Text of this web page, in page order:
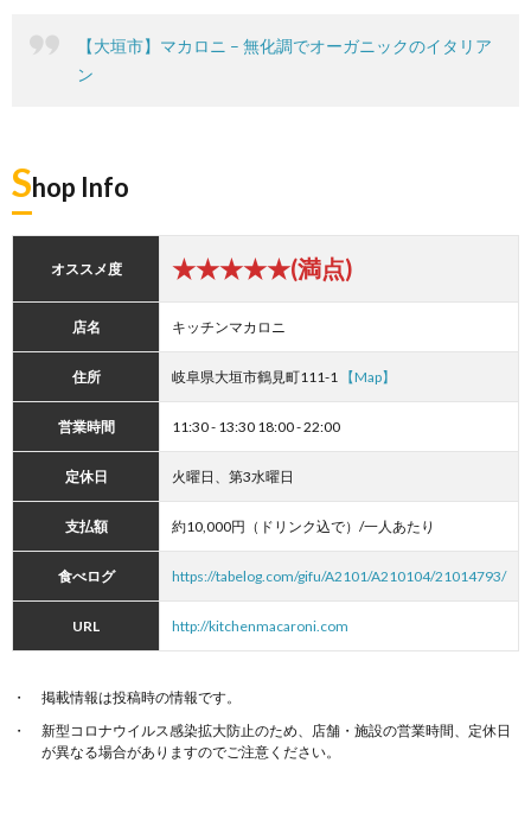
【大垣市】マカロニ – 無化調でオーガニックのイタリア
ン
Shop Info
オススメ度 ★★★★★(満点)
店名 キッチンマカロニ
住所 岐阜県大垣市鶴見町111-1 【Map】
営業時間 11:30 - 13:30 18:00 - 22:00
定休日 火曜日、第3水曜日
支払額 約10,000円（ドリンク込で）/一人あたり
食べログ https://tabelog.com/gifu/A2101/A210104/21014793/
URL http://kitchenmacaroni.com
掲載情報は投稿時の情報です。
新型コロナウイルス感染拡大防止のため、店舗・施設の営業時間、定休日
が異なる場合がありますのでご注意ください。